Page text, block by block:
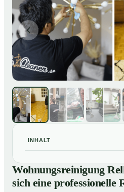
INHALT
01 Wohnungsreinigung
professionelle Reinigung lohnt
Wohnungsreinigung
sich eine professionelle